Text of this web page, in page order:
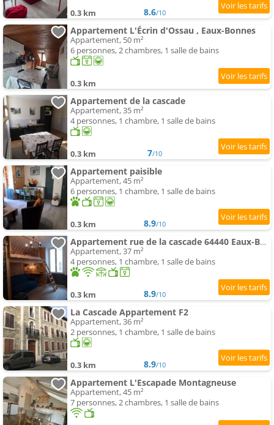
0.3 km 8.6/10
Appartement L'Écrin d'Ossau , Eaux-Bonnes
Appartement, 50 m²
6 personnes, 2 chambres, 1 salle de bains
0.3 km
Appartement de la cascade
Appartement, 35 m²
4 personnes, 1 chambre, 1 salle de bains
0.3 km 7/10
Appartement paisible
Appartement, 45 m²
6 personnes, 1 chambre, 1 salle de bains
0.3 km 8.9/10
Appartement rue de la cascade 64440 Eaux-Bonnes
Appartement, 37 m²
4 personnes, 1 chambre, 1 salle de bains
0.3 km 8.9/10
La Cascade Appartement F2
Appartement, 36 m²
2 personnes, 1 chambre, 1 salle de bains
0.3 km 8.9/10
Appartement L'Escapade Montagneuse
Appartement, 45 m²
7 personnes, 2 chambres, 1 salle de bains